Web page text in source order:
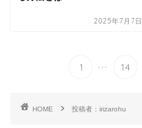
2025年7月7日
1 ... 14
HOME 投稿者：irizarohu